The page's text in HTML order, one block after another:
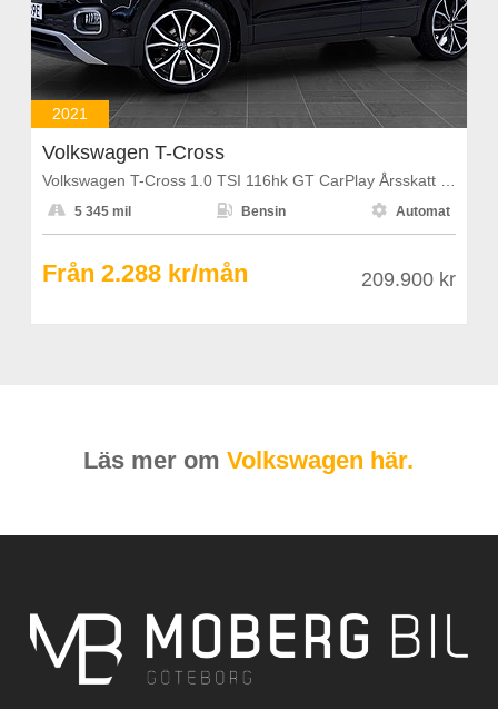
2021
Volkswagen T-Cross
Volkswagen T-Cross 1.0 TSI 116hk GT CarPlay Årsskatt 1108kr
 5 345 mil  Bensin  Automat
Från 2.288 kr/mån 209.900 kr
Läs mer om Volkswagen här.